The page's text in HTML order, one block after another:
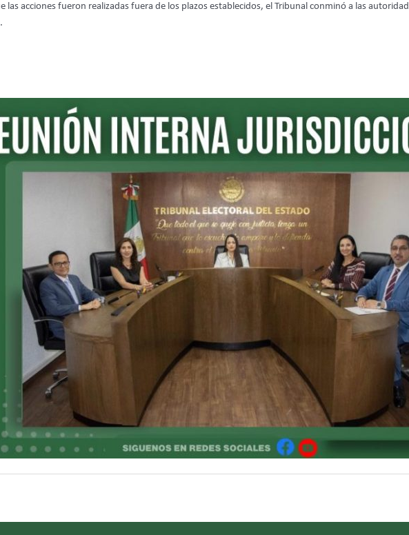
las acciones fueron realizadas fuera de los plazos establecidos, el Tribunal conminó a las